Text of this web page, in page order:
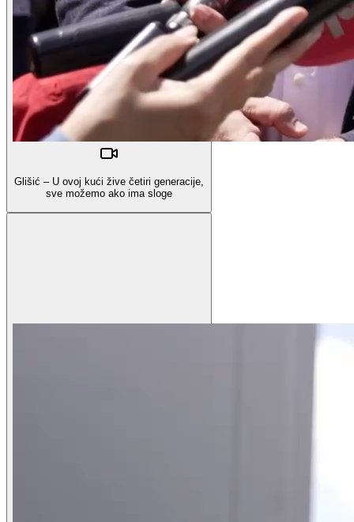
Glišić – U ovoj kući žive četiri generacije,
sve možemo ako ima sloge